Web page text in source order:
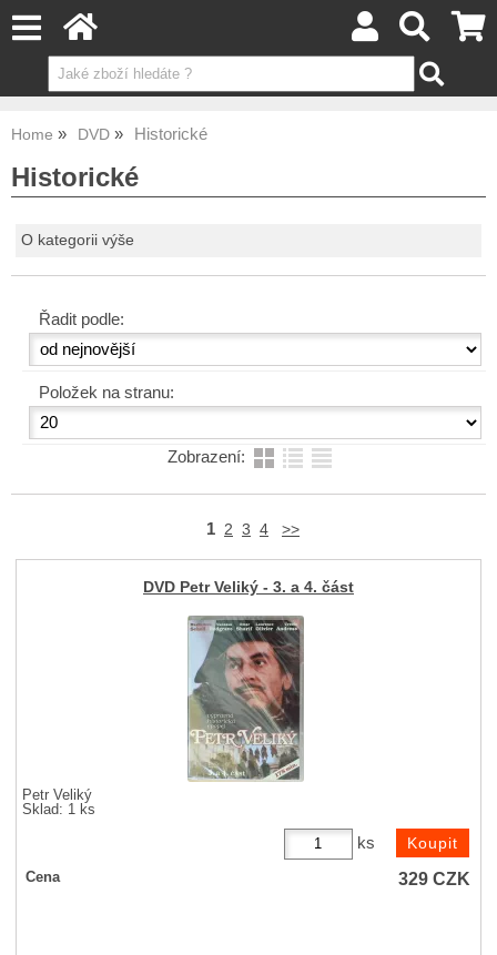
Home DVD Historické
Historické
O kategorii výše
Řadit podle:
Položek na stranu:
Zobrazení:
1 2 3 4 >>
DVD Petr Veliký - 3. a 4. část
Petr Veliký
Sklad: 1 ks
ks
Cena 329CZK